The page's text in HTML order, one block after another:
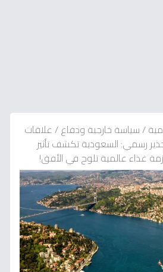
/سياسة خارجية ودفاع/علاقات
رسمي: السعودية تكشف تأثير
غذاء عالمية تلوح في الأفق!